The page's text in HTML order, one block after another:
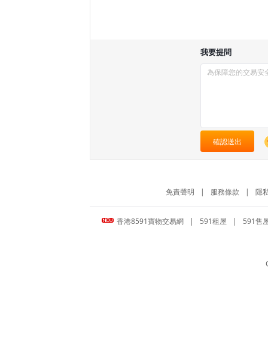
我要提問
確認送出
免責聲明 | 服務條款 | 隱
香港8591寶物交易網 | 591租屋 | 591售